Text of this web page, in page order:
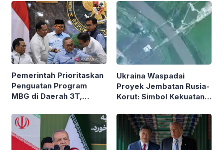
Pemerintah Prioritaskan
Penguatan Program
MBG di Daerah 3T,
Komitmen
Ukraina Waspadai
Proyek Jembatan Rusia-
Korut: Simbol Kekuatan